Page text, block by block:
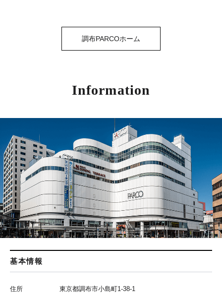
調布PARCOホーム
Information
基本情報
住所 東京都調布市小島町1-38-1